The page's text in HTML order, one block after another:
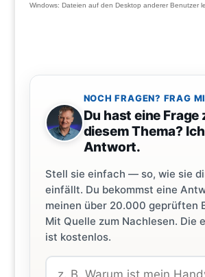
Windows: Dateien auf den Desktop anderer Benutzer
NOCH FRAGEN? FRAG
Du hast eine Frage
diesem Thema?
Antwort.
Stell sie einfach — so, wie sie
einfällt. Du bekommst eine
meinen über 20.000 geprüften
Mit Quelle zum Nachlesen. Die
ist kostenlos.